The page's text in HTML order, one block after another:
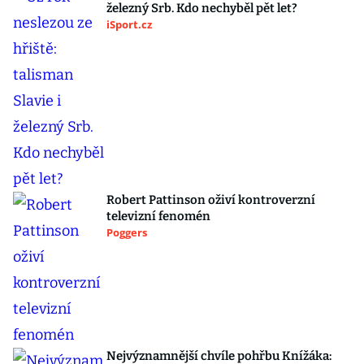
železný Srb. Kdo nechyběl pět let?
iSport.cz
Robert Pattinson oživí kontroverzní
televizní fenomén
Poggers
Nejvýznamnější chvíle pohřbu Knížáka: